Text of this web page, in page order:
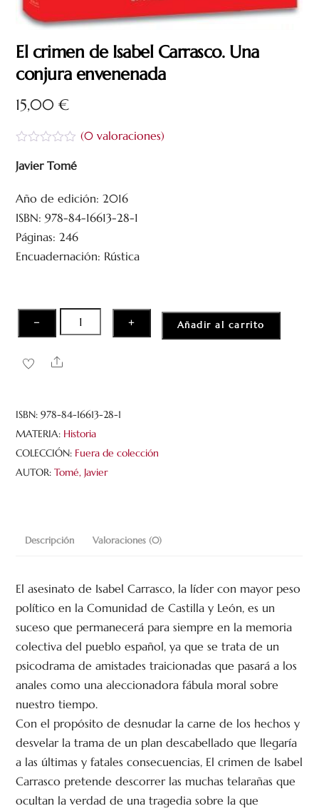
El crimen de Isabel Carrasco. Una
conjura envenenada
15,00€
a
l
r
d
o
c
o
5
(0valoraciones)
Javier Tomé
Año de edición: 2016
ISBN: 978-84-16613-28-1
Páginas: 246
Encuadernación: Rústica
−
crimen
de
Una
conjura
envenenada
cantidad
+ Añadir al carrito
Share
ISBN:978-84-16613-28-1
MATERIA: Historia
COLECCIÓN: Fuera de colección
AUTOR:Tomé, Javier
Descripción Valoraciones (0)
El asesinato de Isabel Carrasco, la líder con mayor peso
político en la Comunidad de Castilla y León, es un
suceso que permanecerá para siempre en la memoria
colectiva del pueblo español, ya que se trata de un
psicodrama de amistades traicionadas que pasará a los
anales como una aleccionadora fábula moral sobre
nuestro tiempo.
Con el propósito de desnudar la carne de los hechos y
desvelar la trama de un plan descabellado que llegaría
a las últimas y fatales consecuencias, El crimen de Isabel
Carrasco pretende descorrer las muchas telarañas que
ocultan la verdad de una tragedia sobre la que